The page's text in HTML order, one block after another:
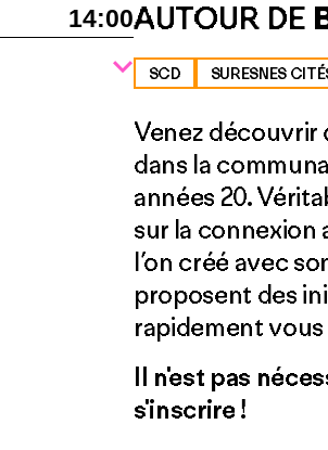
14:00AUTOUR DE
SCD SURESNES
Venez découvrir
dans la
années 20.
sur la connexion
l’on créé avec
proposent des
rapidement
Il n'est pas
s'inscrire !